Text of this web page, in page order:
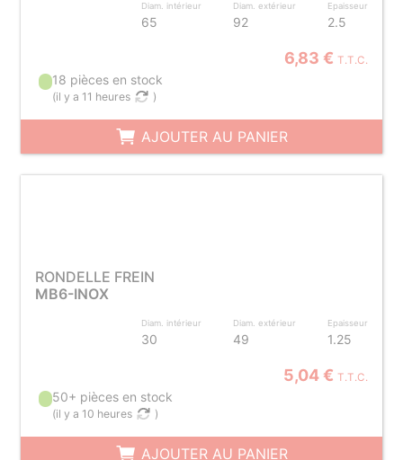
Diam. intérieur
65
Diam. extérieur
92
Epaisseur
2.5
6,83 € T.T.C.
18 pièces en stock
(il y a 11 heures )
AJOUTER AU PANIER
RONDELLE FREIN
MB6-INOX
Diam. intérieur
30
Diam. extérieur
49
Epaisseur
1.25
5,04 € T.T.C.
50+ pièces en stock
(il y a 10 heures )
AJOUTER AU PANIER